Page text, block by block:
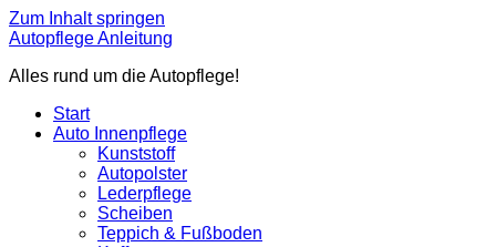
Zum Inhalt springen
Autopflege Anleitung
Alles rund um die Autopflege!
Start
Auto Innenpflege
Kunststoff
Autopolster
Lederpflege
Scheiben
Teppich & Fußboden